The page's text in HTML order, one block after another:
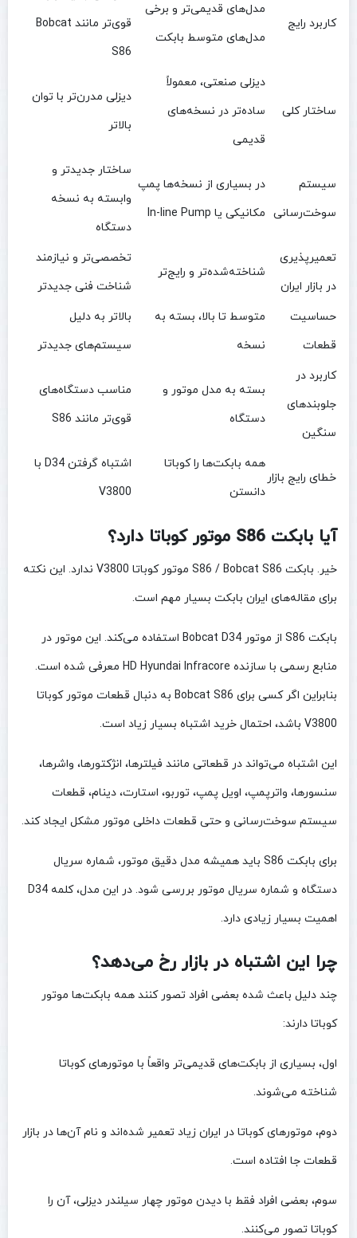
کاربرد رایج
مدل‌های قدیمی‌تر و برخی
مدل‌های متوسط بابکت
قوی‌تر مانند Bobcat
S86
ساختار کلی
دیزلی صنعتی، معمولاً
ساده‌تر در نسخه‌های
قدیمی
دیزلی مدرن‌تر با توان
بالاتر
سیستم
سوخت‌رسانی
در بسیاری از نسخه‌ها پمپ
مکانیکی یا In-line Pump
ساختار جدیدتر و
وابسته به نسخه
دستگاه
تعمیرپذیری
در بازار ایران
شناخته‌شده‌تر و رایج‌تر
تخصصی‌تر و نیازمند
شناخت فنی جدیدتر
حساسیت
قطعات
متوسط تا بالا، بسته به
نسخه
بالاتر به دلیل
سیستم‌های جدیدتر
کاربرد در
جلوبندهای
سنگین
بسته به مدل موتور و
دستگاه
مناسب دستگاه‌های
قوی‌تر مانند S86
خطای رایج بازار
همه بابکت‌ها را کوباتا
دانستن
اشتباه گرفتن D34 با
V3800
آیا بابکت S86 موتور کوباتا دارد؟
خیر. بابکت S86 / Bobcat S86 موتور کوباتا V3800 ندارد. این نکته
برای مقاله‌های ایران بابکت بسیار مهم است.
بابکت S86 از موتور Bobcat D34 استفاده می‌کند. این موتور در
منابع رسمی با سازنده HD Hyundai Infracore معرفی شده است.
بنابراین اگر کسی برای Bobcat S86 به دنبال قطعات موتور کوباتا
V3800 باشد، احتمال خرید اشتباه بسیار زیاد است.
این اشتباه می‌تواند در قطعاتی مانند فیلترها، انژکتورها، واشرها،
سنسورها، واترپمپ، اویل پمپ، توربو، استارت، دینام، قطعات
سیستم سوخت‌رسانی و حتی قطعات داخلی موتور مشکل ایجاد کند.
برای بابکت S86 باید همیشه مدل دقیق موتور، شماره سریال
دستگاه و شماره سریال موتور بررسی شود. در این مدل، کلمه D34
اهمیت بسیار زیادی دارد.
چرا این اشتباه در بازار رخ می‌دهد؟
چند دلیل باعث شده بعضی افراد تصور کنند همه بابکت‌ها موتور
کوباتا دارند:
اول، بسیاری از بابکت‌های قدیمی‌تر واقعاً با موتورهای کوباتا
شناخته می‌شوند.
دوم، موتورهای کوباتا در ایران زیاد تعمیر شده‌اند و نام آن‌ها در بازار
قطعات جا افتاده است.
سوم، بعضی افراد فقط با دیدن موتور چهار سیلندر دیزلی، آن را
کوباتا تصور می‌کنند.